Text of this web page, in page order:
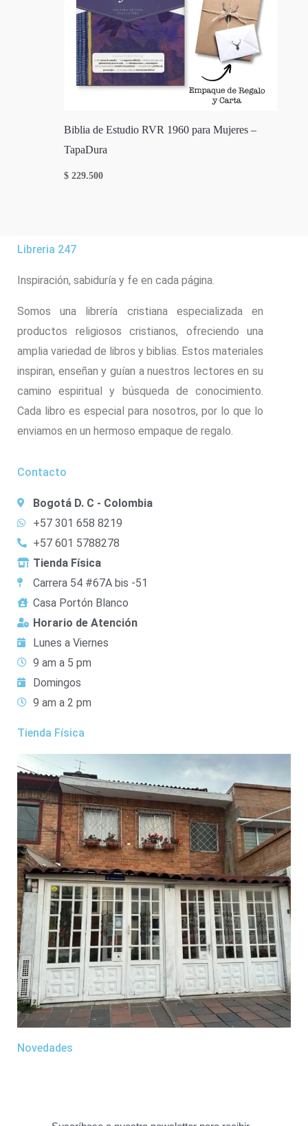
Biblia de Estudio RVR 1960 para Mujeres –
TapaDura
$ 229.500
Libreria 247
Inspiración, sabiduría y fe en cada página.
Somos una librería cristiana especializada en
productos religiosos cristianos, ofreciendo una
amplia variedad de libros y biblias. Estos materiales
inspiran, enseñan y guían a nuestros lectores en su
camino espiritual y búsqueda de conocimiento.
Cada libro es especial para nosotros, por lo que lo
enviamos en un hermoso empaque de regalo.
Contacto
Bogotá D. C - Colombia
+57 301 658 8219
+57 601 5788278
Tienda Física
Carrera 54 #67A bis -51
Casa Portón Blanco
Horario de Atención
Lunes a Viernes
9 am a 5 pm
Domingos
9 am a 2 pm
Tienda Física
Novedades